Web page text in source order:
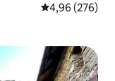
Gemiddelde
4,96 (276)